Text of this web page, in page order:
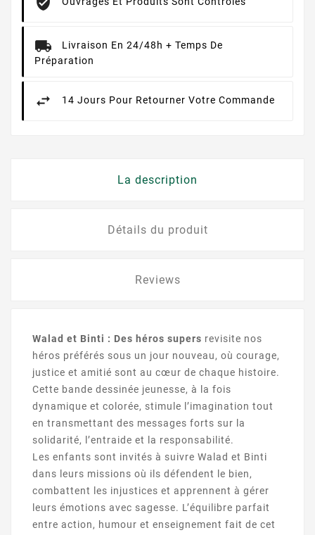
Livraison En 24/48h + Temps De
Préparation
14 Jours Pour Retourner Votre Commande
La description
Détails du produit
Reviews
Walad et Binti : Des héros supers revisite nos
héros préférés sous un jour nouveau, où courage,
justice et amitié sont au cœur de chaque histoire.
Cette bande dessinée jeunesse, à la fois
dynamique et colorée, stimule l’imagination tout
en transmettant des messages forts sur la
solidarité, l’entraide et la responsabilité.
Les enfants sont invités à suivre Walad et Binti
dans leurs missions où ils défendent le bien,
combattent les injustices et apprennent à gérer
leurs émotions avec sagesse. L’équilibre parfait
entre action, humour et enseignement fait de cet